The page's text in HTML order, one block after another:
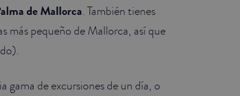
de Mallorca. También tienes
más pequeño de Mallorca, así que
gama de excursiones de un día, o